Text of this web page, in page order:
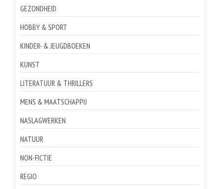
GEZONDHEID
HOBBY & SPORT
KINDER- & JEUGDBOEKEN
KUNST
LITERATUUR & THRILLERS
MENS & MAATSCHAPPIJ
NASLAGWERKEN
NATUUR
NON-FICTIE
REGIO